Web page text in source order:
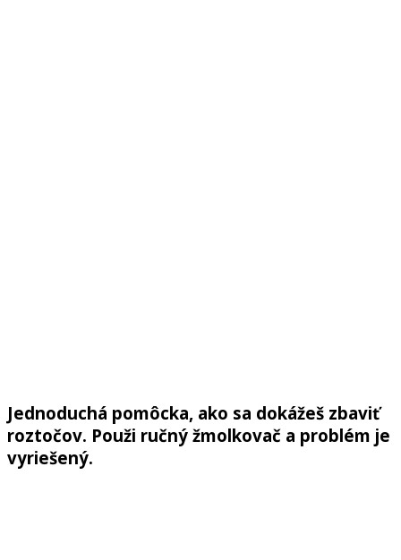
Jednoduchá pomôcka, ako sa dokážeš zbaviť
roztočov. Použi ručný žmolkovač a problém je
vyriešený.